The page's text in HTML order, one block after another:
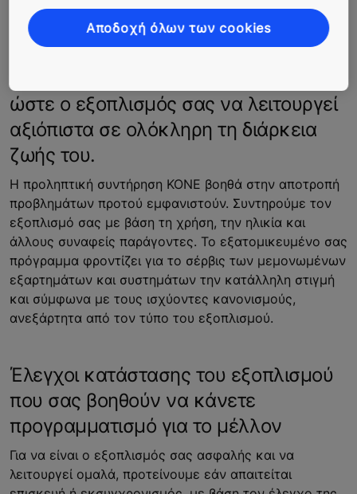
ώστε ο εξοπλισμός σας να λειτουργεί
αξιόπιστα σε ολόκληρη τη διάρκεια
ζωής του.
Η προληπτική συντήρηση KONE βοηθά στην αποτροπή
προβλημάτων προτού εμφανιστούν. Συντηρούμε τον
εξοπλισμό σας με βάση τη χρήση, την ηλικία και
άλλους συναφείς παράγοντες. Το εξατομικευμένο σας
πρόγραμμα φροντίζει για το σέρβις των μεμονωμένων
εξαρτημάτων και συστημάτων την κατάλληλη στιγμή
και σύμφωνα με τους ισχύοντες κανονισμούς,
ανεξάρτητα από τον τύπο του εξοπλισμού.
Έλεγχοι κατάστασης του εξοπλισμού
που σας βοηθούν να κάνετε
προγραμματισμό για το μέλλον
Για να είναι ο εξοπλισμός σας ασφαλής και να
λειτουργεί ομαλά, προτείνουμε εάν απαιτείται
Αποδοχή όλων των cookies